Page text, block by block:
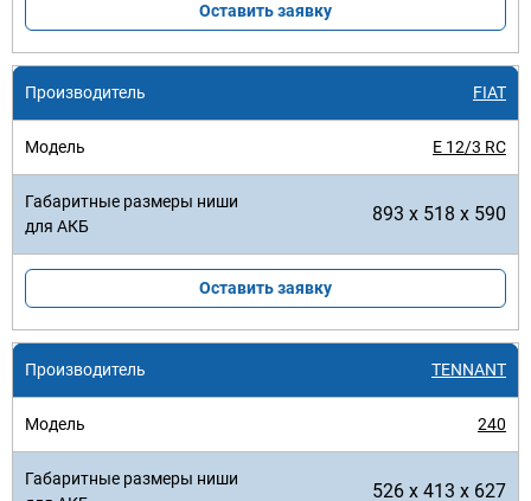
Оставить заявку
FIAT
E 12/3 RC
893 x 518 x 590
Оставить заявку
TENNANT
240
526 x 413 x 627